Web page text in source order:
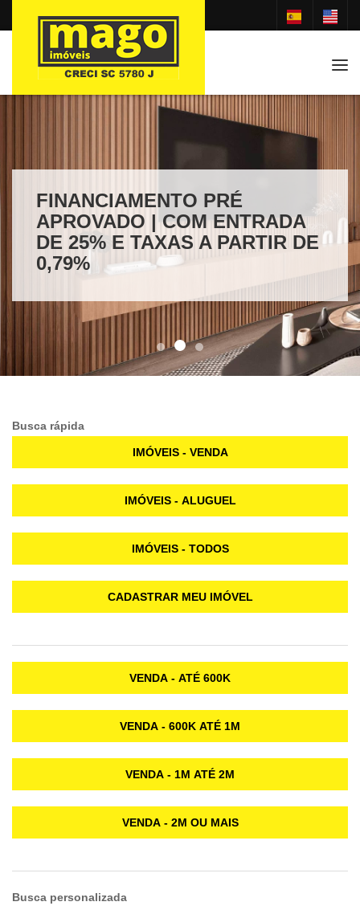
FINANCIAMENTO PRÉ
APROVADO | COM ENTRADA
DE 25% E TAXAS A PARTIR DE
0,79%
Busca rápida
IMÓVEIS - VENDA
IMÓVEIS - ALUGUEL
IMÓVEIS - TODOS
CADASTRAR MEU IMÓVEL
VENDA - ATÉ 600K
VENDA - 600K ATÉ 1M
VENDA - 1M ATÉ 2M
VENDA - 2M OU MAIS
Busca personalizada